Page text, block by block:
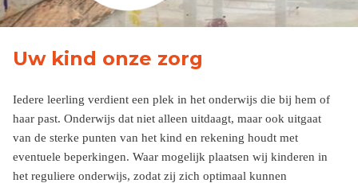
Uw kind onze zorg
Iedere leerling verdient een plek in het onderwijs die bij hem of
haar past. Onderwijs dat niet alleen uitdaagt, maar ook uitgaat
van de sterke punten van het kind en rekening houdt met
eventuele beperkingen. Waar mogelijk plaatsen wij kinderen in
het reguliere onderwijs, zodat zij zich optimaal kunnen